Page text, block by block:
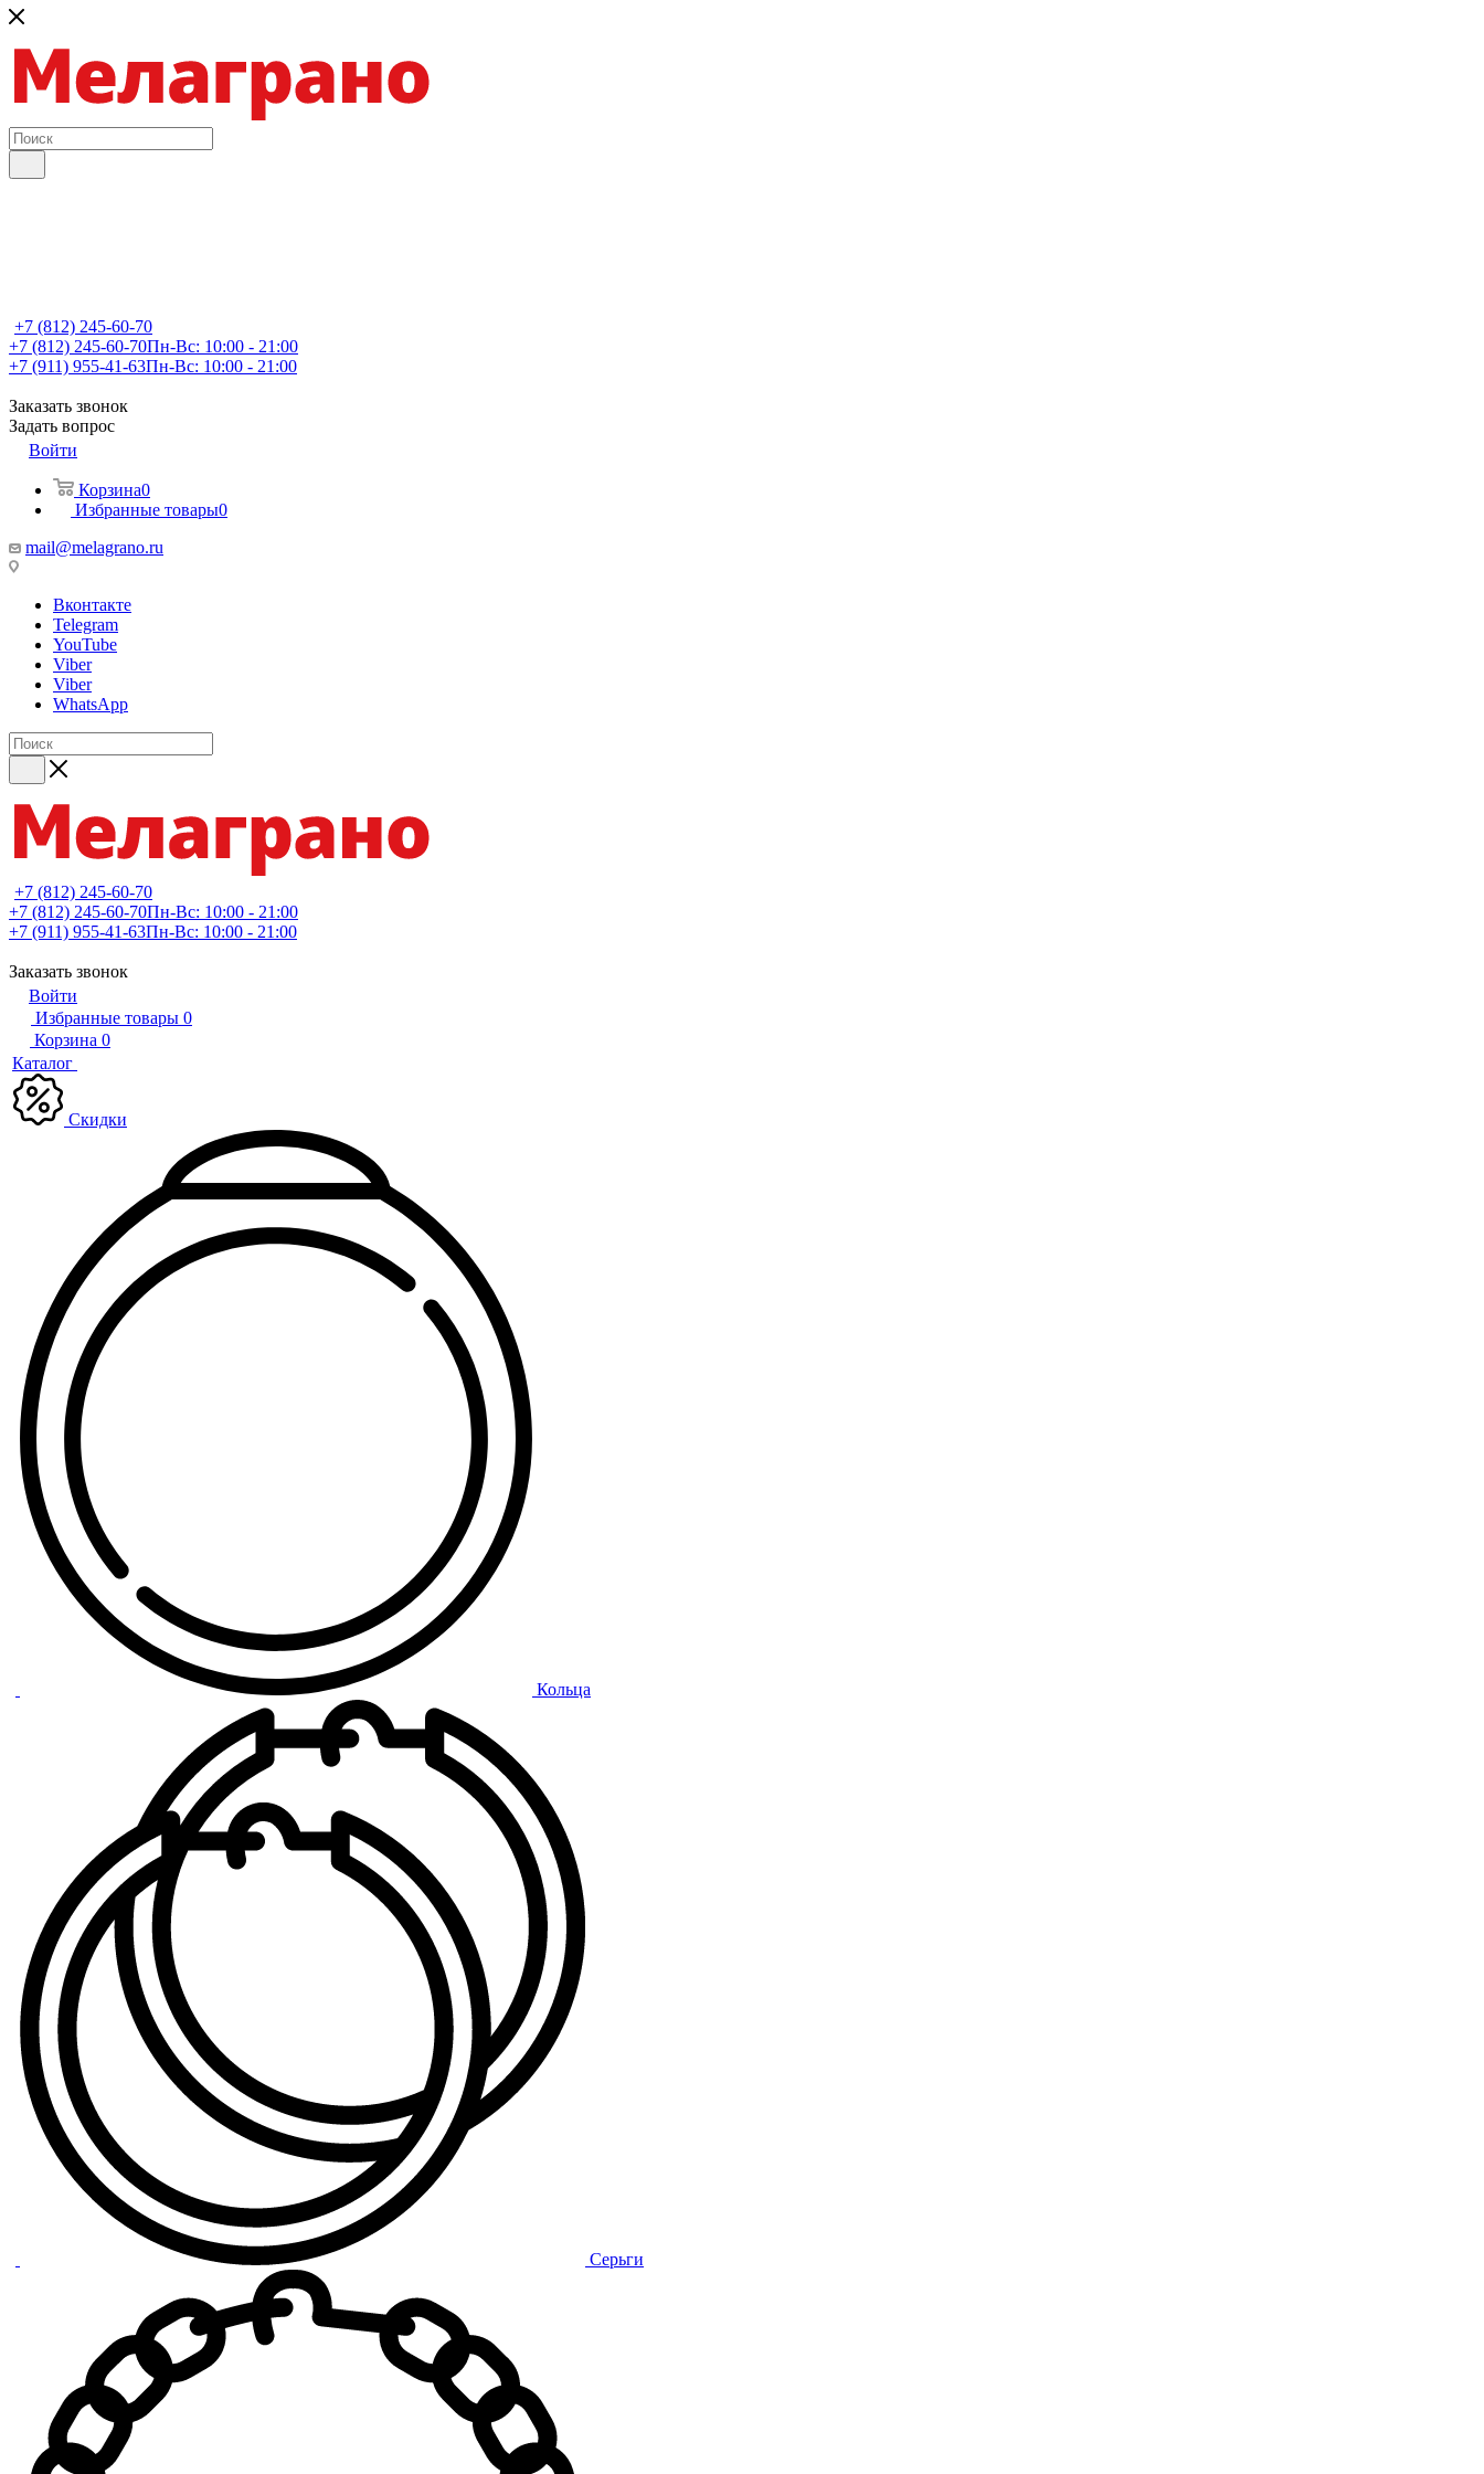
+7 (812) 245-60-70
+7 (812) 245-60-70Пн-Вс: 10:00 - 21:00
+7 (911) 955-41-63Пн-Вс: 10:00 - 21:00
Заказать звонок
Задать вопрос
Войти
Корзина0
Избранные товары0
mail@melagrano.ru
Вконтакте
Telegram
YouTube
Viber
Viber
WhatsApp
+7 (812) 245-60-70
+7 (812) 245-60-70Пн-Вс: 10:00 - 21:00
+7 (911) 955-41-63Пн-Вс: 10:00 - 21:00
Заказать звонок
Войти
Избранные товары 0
Корзина 0
Каталог
Скидки
Кольца
Серьги